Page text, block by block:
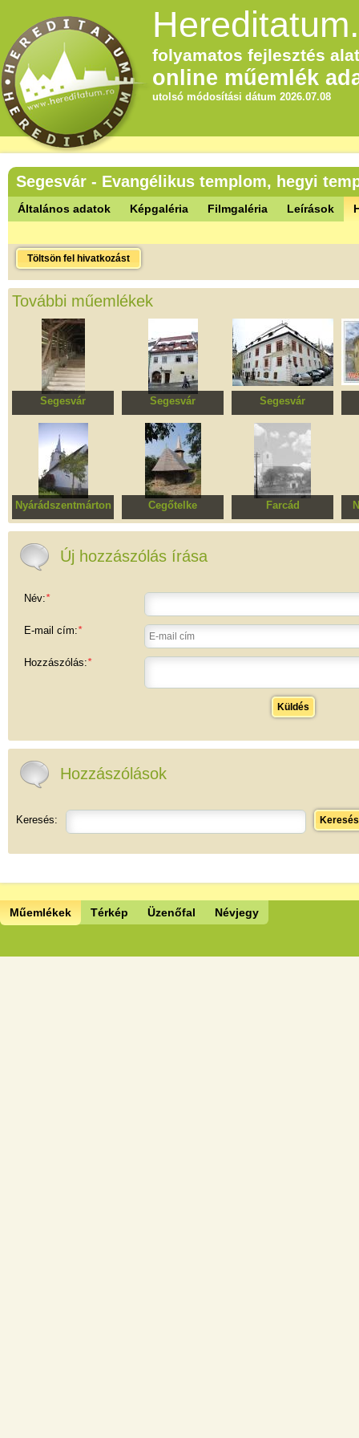
folyamatos fejlesztés
online műemlék
utolsó módosítási dátum 2026.07.08
Segesvár - Evangélikus templom, hegyi
Általános adatok Képgaléria Filmgaléria Leírások
Töltsön fel hivatkozást
További műemlékek
Segesvár
Fedett falépcső
Segesvár
Fronius ház
Segesvár
Szarvas ház
Nyárádszentmárton
Unitárius templom
Cegőtelke
Szent Piroska
Farcád
Református
Új hozzászólás írása
Név:*
E-mail cím:*
Hozzászólás:*
Küldés
Hozzászólások
Keresés: Keresés
Műemlékek Térkép Üzenőfal Névjegy